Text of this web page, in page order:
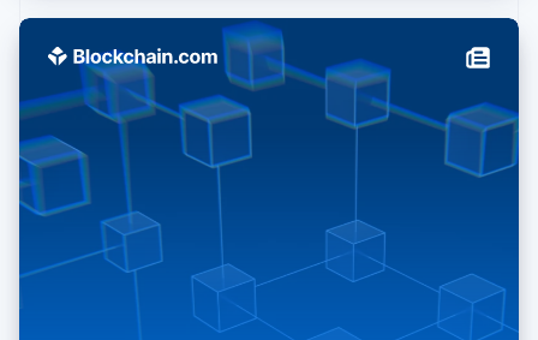
English
México
Español English
Noruega
English
Nova Zelândia
English
Países Baixos
Nederlands
Polônia